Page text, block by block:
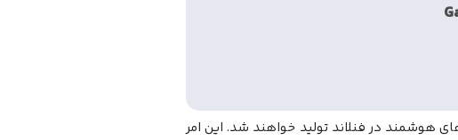
هوشمند در فنلاند تولید خواهند شد. این امر